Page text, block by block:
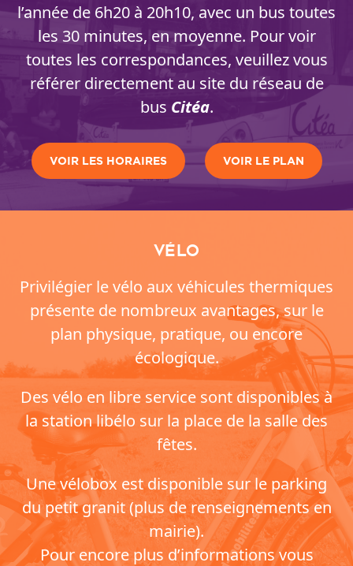
l’année de 6h20 à 20h10, avec un bus toutes
les 30 minutes, en moyenne. Pour voir
toutes les correspondances, veuillez vous
référer directement au site du réseau de
bus Citéa.
VOIR LES HORAIRES VOIR LE PLAN
Vélo
Privilégier le vélo aux véhicules thermiques
présente de nombreux avantages, sur le
plan physique, pratique, ou encore
écologique.
Des vélo en libre service sont disponibles à
la station libélo sur la place de la salle des
fêtes.
Une vélobox est disponible sur le parking
du petit granit (plus de renseignements en
mairie).
Pour encore plus d’informations vous